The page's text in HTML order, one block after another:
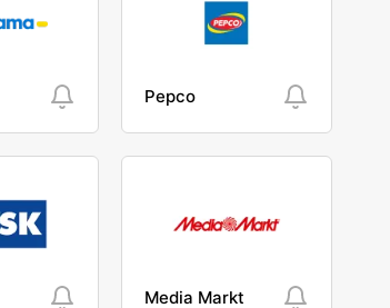
Pepco
Media Markt